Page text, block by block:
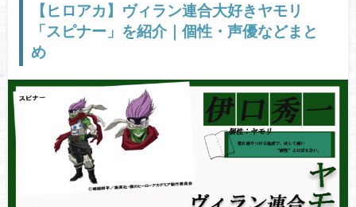
【ヒロアカ】ヴィラン連合大好きヤモリ
「スピナー」を紹介｜個性・声優などまと
め